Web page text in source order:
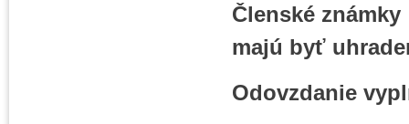
Členské
majú byť
Odovzdanie